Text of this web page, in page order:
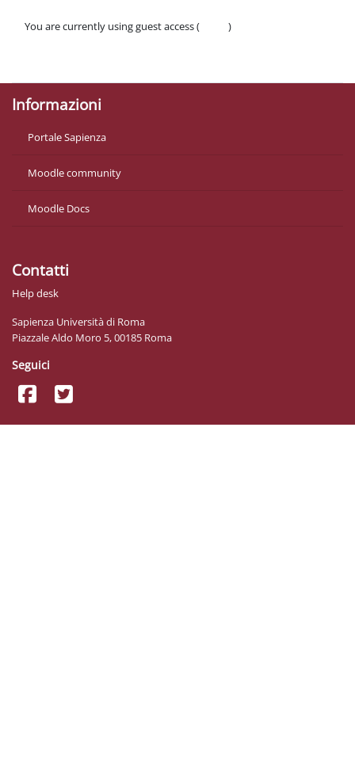
You are currently using guest access (
)
Informazioni
Portale Sapienza
Moodle community
Moodle Docs
Contatti
Help desk
Sapienza Università di Roma
Piazzale Aldo Moro 5, 00185 Roma
Seguici